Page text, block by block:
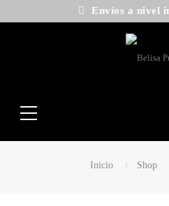
Envíos a nivel
Inicio Shop